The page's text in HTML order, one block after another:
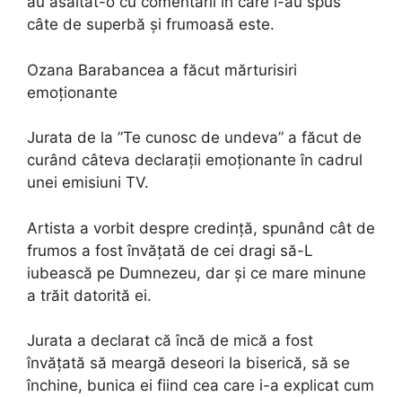
câte de superbă și frumoasă este.
Ozana Barabancea a făcut mărturisiri
emoționante
Jurata de la ”Te cunosc de undeva” a făcut de
curând câteva declarații emoționante în cadrul
unei emisiuni TV.
Artista a vorbit despre credință, spunând cât de
frumos a fost învățată de cei dragi să-L
iubească pe Dumnezeu, dar și ce mare minune
a trăit datorită ei.
Jurata a declarat că încă de mică a fost
învățată să meargă deseori la biserică, să se
închine, bunica ei fiind cea care i-a explicat cum